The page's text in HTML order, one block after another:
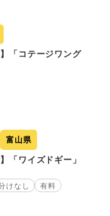
】「コテージワング
富山県
「ワイズドギー」
けなし
有料